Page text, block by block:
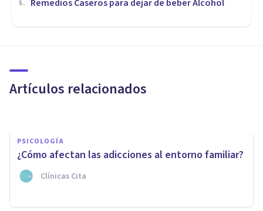
5. Remedios Caseros para dejar de beber Alcohol
Artículos relacionados
Alcoholismo
PSICOLOGÍA
¿Cómo afectan las adicciones al entorno familiar?
Clínicas Cita